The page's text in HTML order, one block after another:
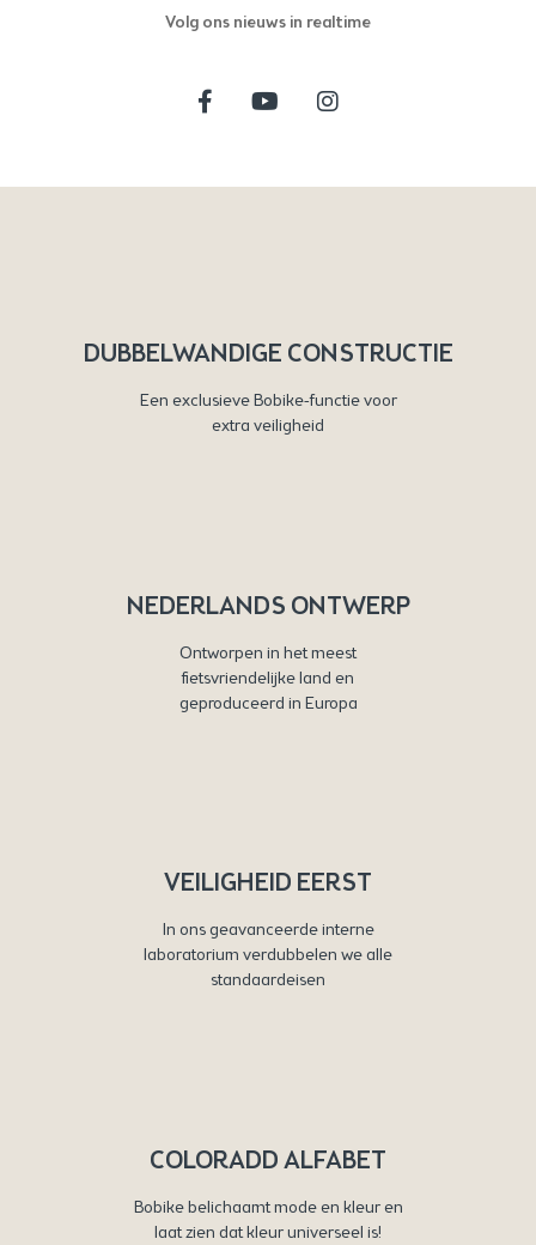
Volg ons nieuws in realtime
DUBBELWANDIGE CONSTRUCTIE
Een exclusieve Bobike-functie voor
extra veiligheid
NEDERLANDS ONTWERP
Ontworpen in het meest
fietsvriendelijke land en
geproduceerd in Europa
VEILIGHEID EERST
In ons geavanceerde interne
laboratorium verdubbelen we alle
standaardeisen
COLORADD ALFABET
Bobike belichaamt mode en kleur en
laat zien dat kleur universeel is!